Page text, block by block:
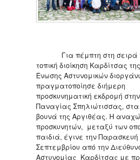
Για πέμπτη στη σειρά
τοπική διοίκηση Καρδίτσας
Ένωσης Αστυνομικών
πραγματοποίησε διήμερη
προσκυνηματική εκδρομή
Παναγίας Σπηλιώτισσας,
βουνά της Αργιθέας. Η
προσκυνητών, μεταξύ των
παιδιά, έγινε την Παρασκευή
Σεπτεμβρίου από την
Αστυνομίας Καρδίτσας με